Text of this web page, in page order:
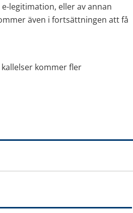
legitimation, eller av annan
även i fortsättningen att få
kommer fler